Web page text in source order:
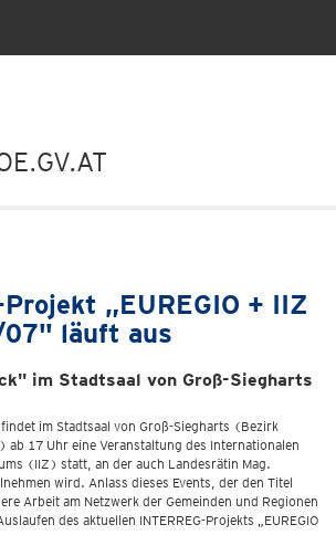
Projekt „EUREGIO + IIZ
läuft aus
im Stadtsaal von Groß-Siegharts
im Stadtsaal von Groß-Siegharts (Bezirk
ab 17 Uhr eine Veranstaltung des Internationalen
(IIZ) statt, an der auch Landesrätin Mag.
wird. Anlass dieses Events, der den Titel
Arbeit am Netzwerk der Gemeinden und Regionen
des aktuellen INTERREG-Projekts „EUREGIO